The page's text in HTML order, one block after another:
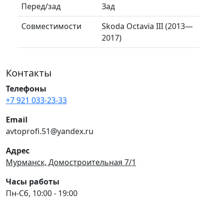
Перед/зад
Зад
Совместимости
Skoda Octavia III (2013—
2017)
Контакты
Телефоны
+7 921 033-23-33
Email
avtoprofi.51@yandex.ru
Адрес
Мурманск, Домостроительная 7/1
Часы работы
Пн-Сб, 10:00 - 19:00